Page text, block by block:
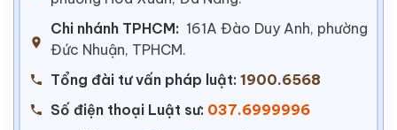
Chi nhánh TPHCM: 161A Đào Duy Anh, phường
Đức Nhuận, TPHCM.
Tổng đài tư vấn pháp luật: 1900.6568
Số điện thoại Luật sư: 037.6999996